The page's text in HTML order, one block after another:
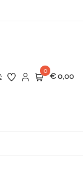
0
€ 0,00